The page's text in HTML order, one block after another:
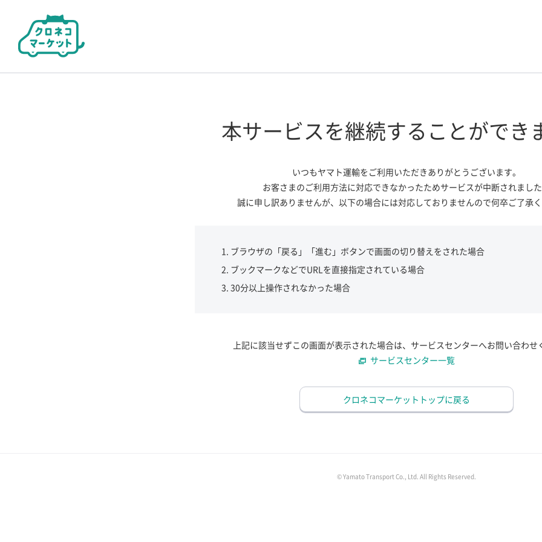
本サービスを継続する ことができ
いつもヤマト運輸をご利用いただきありがとうございます。
お客さまのご利用方法に対応できなかったためサービスが中断されました
誠に申し訳ありませんが、 以下の場合には対応しておりませんので何卒ご了承く
ブラウザの「戻る」「進む」ボタンで画面の切り替えをされた場合
ブックマークなどでURLを直接指定されている場合
30分以上操作されなかった場合
上記に該当せずこの画面が表示された場合は、サービスセンターへお問い合わせ
サービスセンター一覧
クロネコマーケットトップに戻る
© Yamato Transport Co., Ltd. All Rights Reserved.